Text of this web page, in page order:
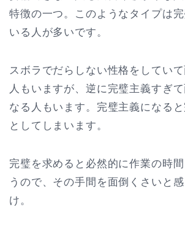
特徴の一つ。このようなタイプは
いる人が多いです。
スボラでだらしない性格をしてい
人もいますが、逆に完璧主義すぎ
なる人もいます。完璧主義になる
としてしまいます。
完璧を求めると必然的に作業の時
うので、その手間を面倒くさいと
け。